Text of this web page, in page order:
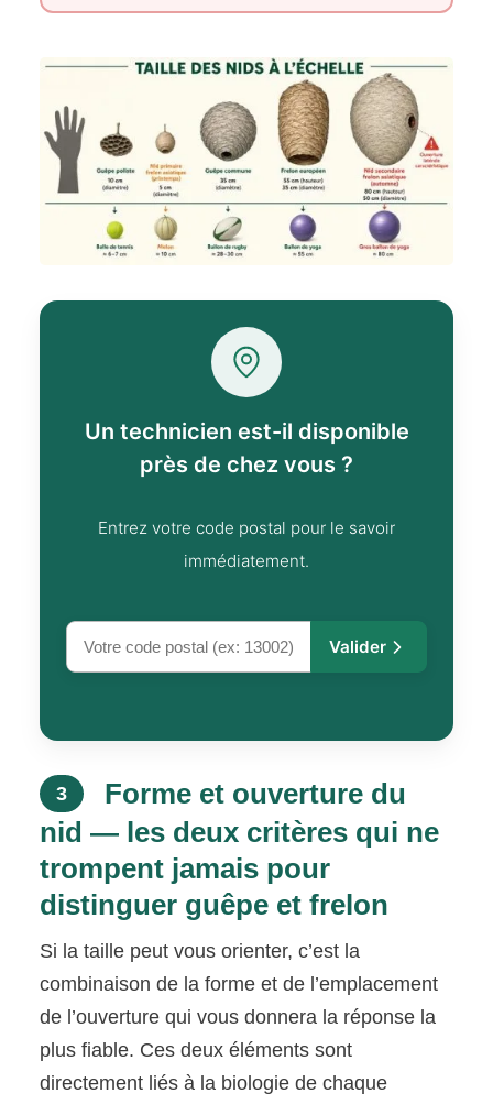
Un technicien est-il disponible
près de chez vous ?
Entrez votre code postal pour le savoir
immédiatement.
Valider
3
Forme et ouverture du
nid — les deux critères qui ne
trompent jamais pour
distinguer guêpe et frelon
Si la taille peut vous orienter, c’est la
combinaison de la forme et de l’emplacement
de l’ouverture qui vous donnera la réponse la
plus fiable. Ces deux éléments sont
directement liés à la biologie de chaque